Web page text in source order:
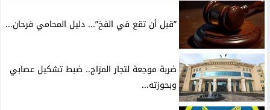
”قبل أن تقع في الفخ”... دليل المحامي فرحان...
ضربة موجعة لتجار المزاج.. ضبط تشكيل عصابي
وبحوزته...